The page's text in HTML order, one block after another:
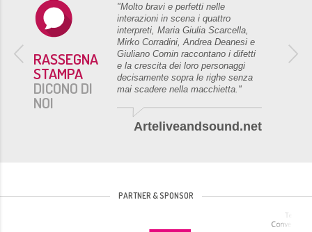
RASSEGNA
STAMPA
DICONO DI
NOI
che c'è
e il dovere
bravi ...una
e ben
"Molto bravi e perfetti nelle
interazioni in scena i quattro
interpreti, Maria Giulia Scarcella,
Mirko Corradini, Andrea Deanesi e
Giuliano Comin raccontano i difetti
e la crescita dei loro personaggi
decisamente sopra le righe senza
mai scadere nella macchietta."
Arteliveandsound.net
PARTNER & SPONSOR